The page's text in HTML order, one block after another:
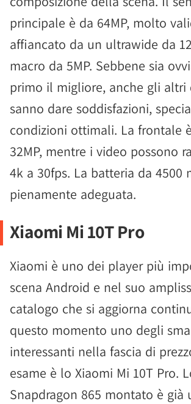
principale è da 64MP, molto
affiancato da un ultrawide da
macro da 5MP. Sebbene sia
primo il migliore, anche gli altri
sanno dare soddisfazioni,
condizioni ottimali. La frontale
32MP, mentre i video possono
4k a 30fps. La batteria da 4500
pienamente adeguata.
Xiaomi Mi 10T Pro
Xiaomi è uno dei player più
scena Android e nel suo
catalogo che si aggiorna
questo momento uno degli
interessanti nella fascia di
esame è lo Xiaomi Mi 10T Pro.
Snapdragon 865 montato è già